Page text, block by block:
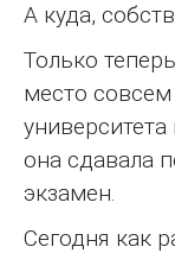
А куда,
Только
место
она сдавала
экзамен.
Сегодня как